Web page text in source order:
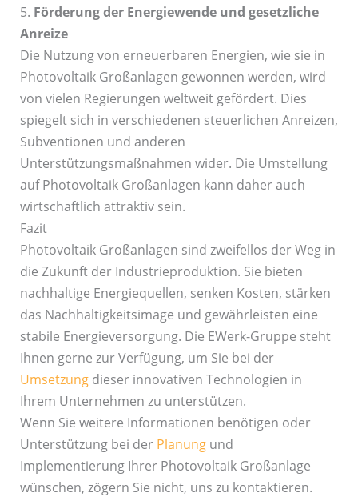
5. Förderung der Energiewende und gesetzliche
Anreize
Die Nutzung von erneuerbaren Energien, wie sie in
Photovoltaik Großanlagen gewonnen werden, wird
von vielen Regierungen weltweit gefördert. Dies
spiegelt sich in verschiedenen steuerlichen Anreizen,
Subventionen und anderen
Unterstützungsmaßnahmen wider. Die Umstellung
auf Photovoltaik Großanlagen kann daher auch
wirtschaftlich attraktiv sein.
Fazit
Photovoltaik Großanlagen sind zweifellos der Weg in
die Zukunft der Industrieproduktion. Sie bieten
nachhaltige Energiequellen, senken Kosten, stärken
das Nachhaltigkeitsimage und gewährleisten eine
stabile Energieversorgung. Die EWerk-Gruppe steht
Ihnen gerne zur Verfügung, um Sie bei der
Umsetzungdieser innovativen Technologien in
Ihrem Unternehmen zu unterstützen.
Wenn Sie weitere Informationen benötigen oder
Unterstützung bei der Planungund
Implementierung Ihrer Photovoltaik Großanlage
wünschen, zögern Sie nicht, uns zu kontaktieren.